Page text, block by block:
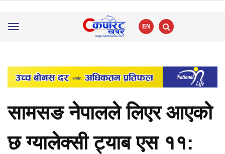
Toggle
EN
सामसङ नेपालले लिएर आएको
छ ग्यालेक्सी ट्याब एस ११: